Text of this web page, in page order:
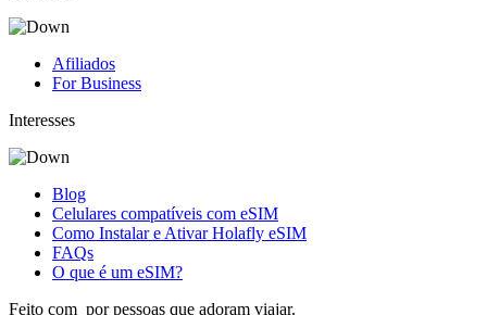
Afiliados
For Business
Interesses
Blog
Celulares compatíveis com eSIM
Como Instalar e Ativar Holafly eSIM
FAQs
O que é um eSIM?
Feito com por pessoas que adoram viajar.